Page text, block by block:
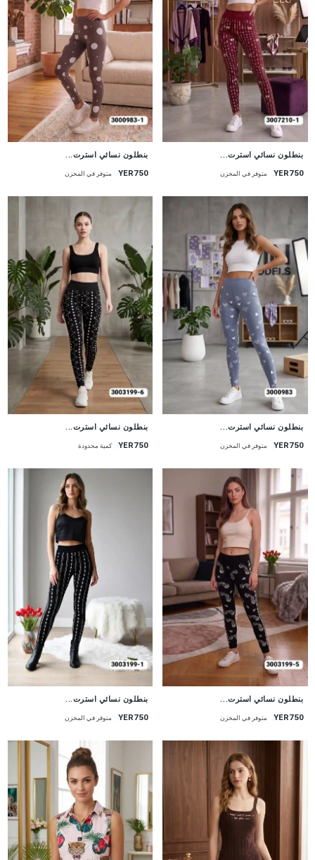
جديد
بنطلون نسائي استرت...
YER750 متوفر في المخزن
جديد
بنطلون نسائي استرت...
YER750 متوفر في المخزن
جديد
بنطلون نسائي استرت...
YER750 متوفر في المخزن
جديد
بنطلون نسائي استرت...
YER750 كمية محدودة
جديد
بنطلون نسائي استرت...
YER750 متوفر في المخزن
جديد
بنطلون نسائي استرت...
YER750 متوفر في المخزن